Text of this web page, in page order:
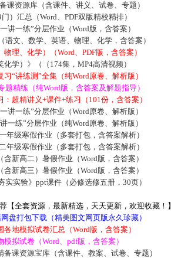
课资源库（含课件、讲义、试卷、专题）
）汇总（Word、PDF双版精校精排）
讲一练”分层作业（Word版，含答案）
语文、数学、英语、物理、化学，含答案）
理、化学）（Word、PDF版，含答案）
学）》（（174集，MP4高清视频）
“讲练测”全集（纯Word原卷、解析版）
精练（纯Word版，含答案及解题指导）
超精讲义+课件+练习（101份，含答案）
讲一练”分层作业（Word原卷、解析版）
一练”分层作业（纯Word原卷、解析版）
年级寒假作业（多套打包，含答案解析）
年级寒假作业（多套打包，含答案解析）
新高二）暑假作业（Word版，含答案）
新高三）暑假作业（Word版，含答案）
实实验》ppt课件（必修选修五册，30页）
【全套资源，最新精选，天天更新，欢迎收藏！】
盘打包下载（精美图文网页版永久珍藏）
地模拟试卷汇总（Word版，含答案）
拟试卷（Word、pdf版，含答案）
课资源宝库（含课件、教案、试卷、专题）